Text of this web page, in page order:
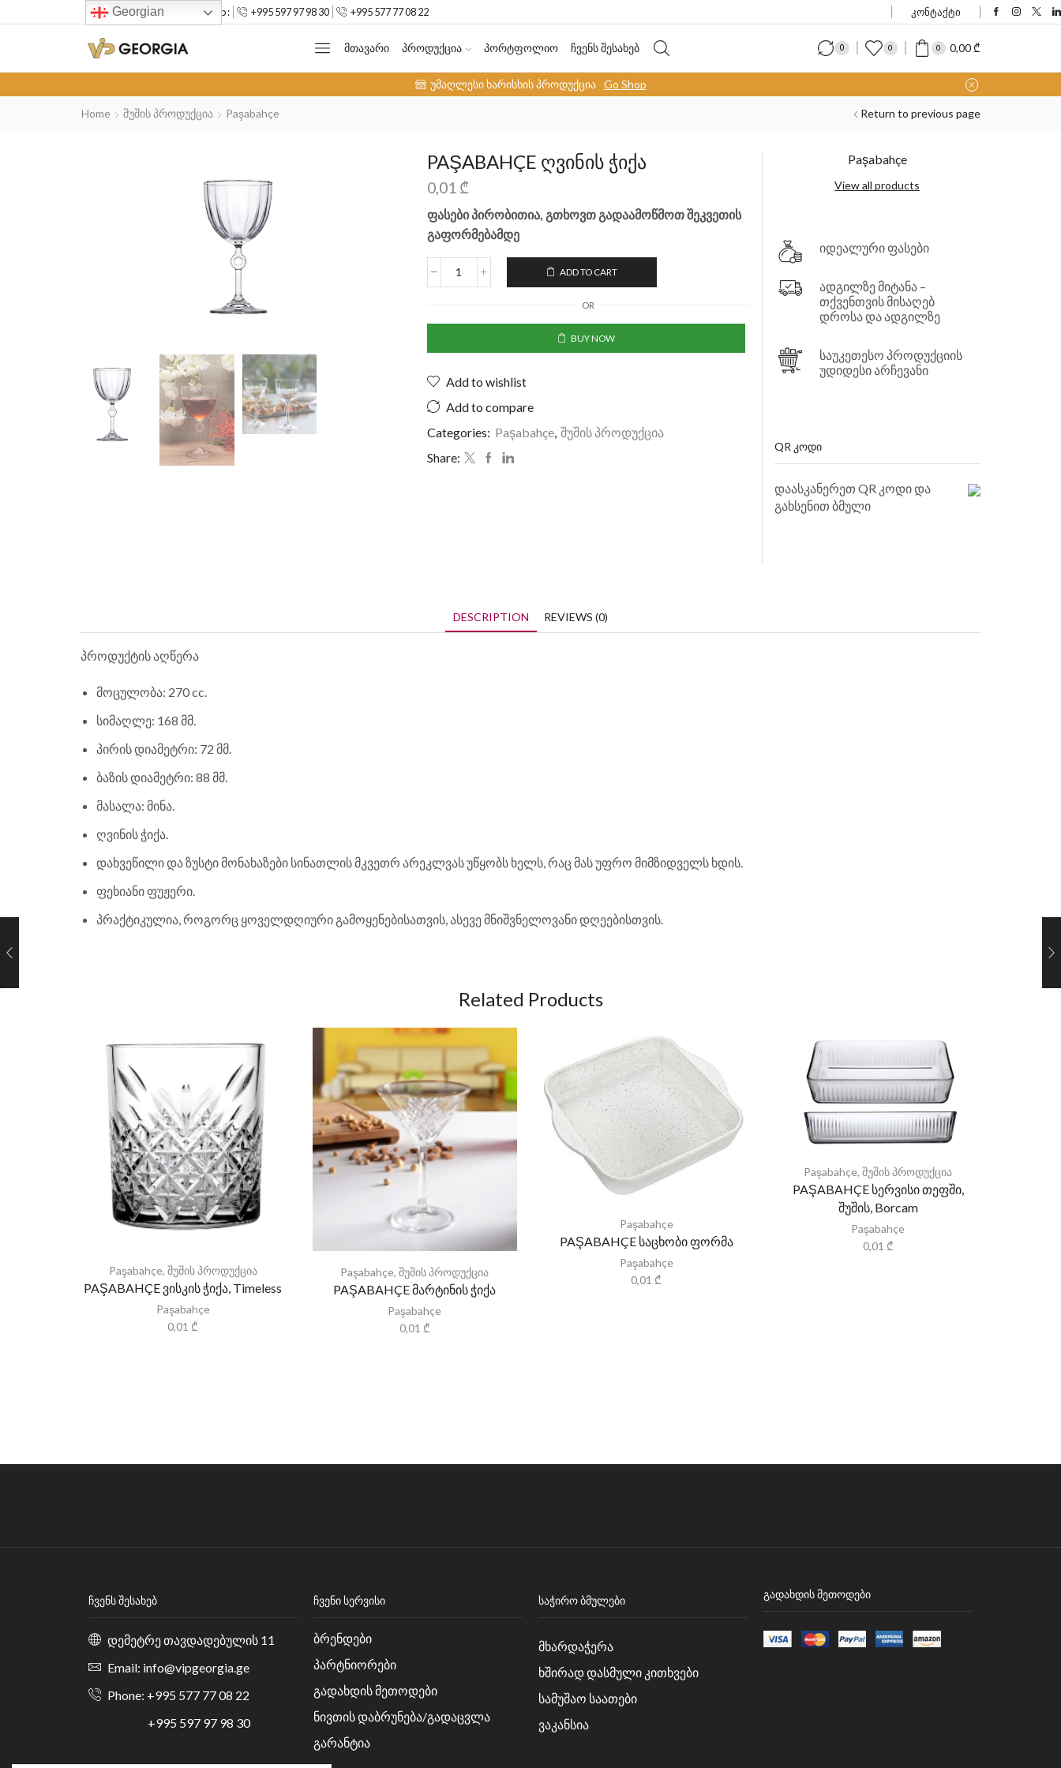
--> Mob : +995 597 97 98 30 +995 577 77 08 22 კონტაქტი
ᲛᲗᲐᲕᲐᲠᲘ ᲞᲠᲝᲓᲣᲥᲪᲘᲐ ᲞᲝᲠᲢᲤᲝᲚᲘᲝ ᲩᲕᲔᲜᲡ ᲨᲔᲡᲐᲮᲔᲑ 0 0 0 0,00 ₾
უმაღლესი ხარისხის პროდუქცია Go Shop
Home Შუშის Პროდუქცია Paşabahçe Return to previous page
PAŞABAHÇE ღვინის ჭიქა
0,01 ₾
ფასები პირობითია, გთხოვთ გადაამოწმოთ შეკვეთის
გაფორმებამდე
ADD TO CART
OR
BUY NOW
Add to wishlist
Add to compare
Categories: Paşabahçe, შუშის პროდუქცია
Share:
Paşabahçe
View all products
იდეალური ფასები
ადგილზე მიტანა –
თქვენთვის მისაღებ
დროსა და ადგილზე
საუკეთესო პროდუქციის
უდიდესი არჩევანი
QR ᲙᲝᲓᲘ
დაასკანერეთ QR კოდი და
გახსენით ბმული
DESCRIPTION REVIEWS (0)
პროდუქტის აღწერა
მოცულობა: 270 cc.
სიმაღლე: 168 მმ.
პირის დიამეტრი: 72 მმ.
ბაზის დიამეტრი: 88 მმ.
მასალა: მინა.
ღვინის ჭიქა.
დახვეწილი და ზუსტი მონახაზები სინათლის მკვეთრ არეკლვას უწყობს ხელს, რაც მას უფრო მიმზიდველს ხდის.
ფეხიანი ფუჟერი.
პრაქტიკულია, როგორც ყოველდღიური გამოყენებისათვის, ასევე მნიშვნელოვანი დღეებისთვის.
Related Products
Paşabahçe, შუშის პროდუქცია
PAŞABAHÇE ვისკის ჭიქა, Timeless
Paşabahçe
0,01₾
Paşabahçe,შუშის პროდუქცია
PAŞABAHÇE მარტინის ჭიქა
Paşabahçe
0,01 ₾
Paşabahçe
PAŞABAHÇE საცხობი ფორმა
Paşabahçe
0,01 ₾
Paşabahçe,შუშის პროდუქცია
PAŞABAHÇE სერვისი თეფში,
შუშის, Borcam
Paşabahçe
0,01 ₾
ᲩᲕᲔᲜᲡ ᲨᲔᲡᲐᲮᲔᲑ
დემეტრე თავდადებულის 11
Email: info@vipgeorgia.ge
Phone: +995 577 77 08 22
+995 597 97 98 30
ᲩᲕᲔᲜᲘ ᲡᲔᲠᲕᲘᲡᲘ
ბრენდები
პარტნიორები
გადახდის მეთოდები
ნივთის დაბრუნება/გადაცვლა
გარანტია
ᲡᲐᲭᲘᲠᲝ ᲑᲛᲣᲚᲔᲑᲘ
მხარდაჭერა
ხშირად დასმული კითხვები
სამუშაო საათები
ვაკანსია
ᲒᲐᲓᲐᲮᲓᲘᲡ ᲛᲔᲗᲝᲓᲔᲑᲘ
Georgian